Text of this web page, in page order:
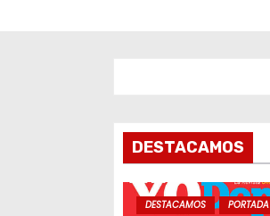
DESTACAMOS
DESTACAMOS PORTADA